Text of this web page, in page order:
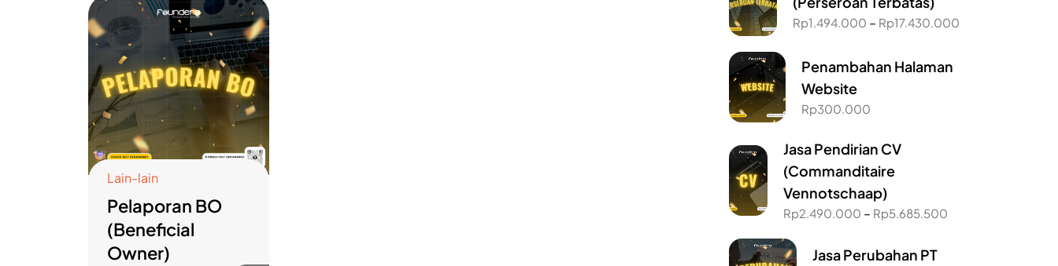
Lain-lain
Pelaporan BO
(Beneficial
Owner)
Rp1.494.000 – Rp17.430.000
Penambahan Halaman
Website
Rp300.000
Jasa Pendirian CV
(Commanditaire
Vennotschaap)
Rp2.490.000 – Rp5.685.500
Jasa Perubahan PT